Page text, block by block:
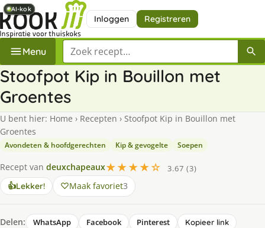
Inloggen Registreren
Menu Zoek een recept
Stoofpot Kip in Bouillon met
Groentes
U bent hier: Home › Recepten › Stoofpot Kip in Bouillon met
Groentes
Avondeten & hoofdgerechten Kip & gevogelte Soepen
Recept van deuxchapeaux★★★★☆
3.67 (3)
👍Lekker! Maak favoriet3
Delen: WhatsApp Facebook Pinterest
Kopieer link
AI-kok
AI-kok
AI-kok
AI-kok